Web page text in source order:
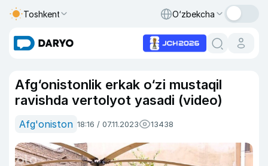
Toshkent O‘zbekcha
Afg‘onistonlik erkak o‘zi mustaqil
ravishda vertolyot yasadi (video)
Afg'oniston 18:16 / 07.11.2023 13438